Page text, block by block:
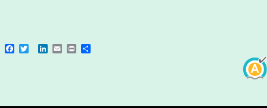
Facebook
TwitterLinkedIn
EmailPrint